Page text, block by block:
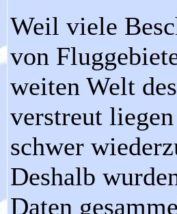
Weil viele
von
weiten Welt
verstreut
schwer
Deshalb
Daten